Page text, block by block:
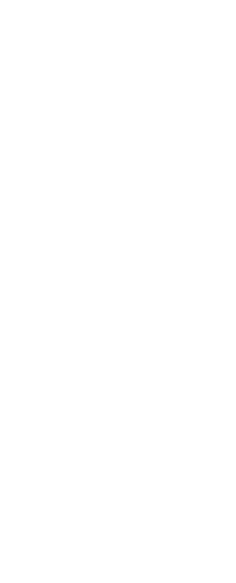
万 （增资）
注册）
口权）
进出口权）
注册）
）
转型时期信息调研工作
区驰名著名商标表彰会
认定标准维权工作
建设
农机护农专项理行动
作会议精
视察总局现场研讨会准备况
务公开
纳税人认定标准场专项整
络广告实施监管
教育活动
人公司条件工商工作会议精
注册商标专用权红盾行动
般纳税人工商行政管理工作会议精
人公司条件工作提出三点要求
云召开
受灾群众捐款捐物